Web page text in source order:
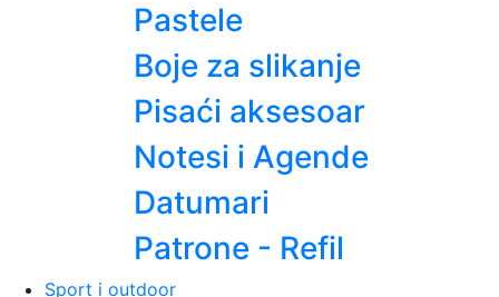
Pastele
Boje za slikanje
Pisaći aksesoar
Notesi i Agende
Datumari
Patrone - Refil
Sport i outdoor